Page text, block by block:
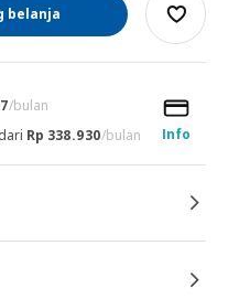
belanja
/bulan
Info
Rp 338.930/bulan